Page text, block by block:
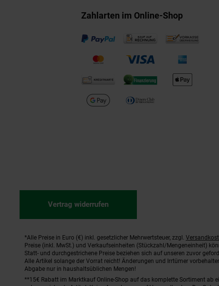
Zahlarten im Online-Shop
Vertrag widerrufen
Fußnoten
*Alle Preise in Euro (€) inkl. gesetzlicher Mehrwertsteuer, zzgl.
Preise (inkl. MwSt.) und Verkaufseinheiten (Stückzahl/Mengeneinheit)
Statt- und durchgestrichene Preise beziehen sich auf unseren zuvor
Alle Artikel solange der Vorrat reicht! Änderungen und Irrtümer
Abgabe nur in haushaltsüblichen Mengen!
**15€ Rabatt im Marktkauf Online-Shop auf das komplette Sortiment ab